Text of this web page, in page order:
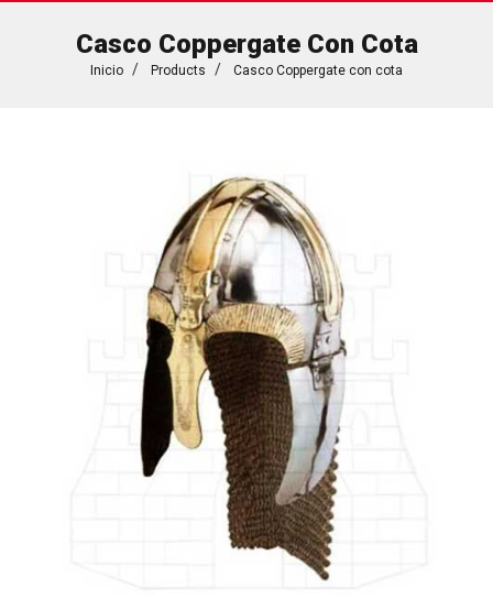
Casco Coppergate Con Cota
Inicio Products Casco Coppergate con cota